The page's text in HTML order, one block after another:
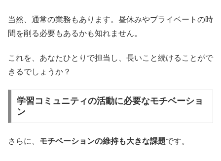
当然、通常の業務もあります。昼休みやプライベートの時
間を削る必要もあるかも知れません。
これを、あなたひとりで担当し、長いこと続けることがで
きるでしょうか？
学習コミュニティの活動に必要なモチベーショ
ン
さらに、 モチベーションの維持も大きな課題です。